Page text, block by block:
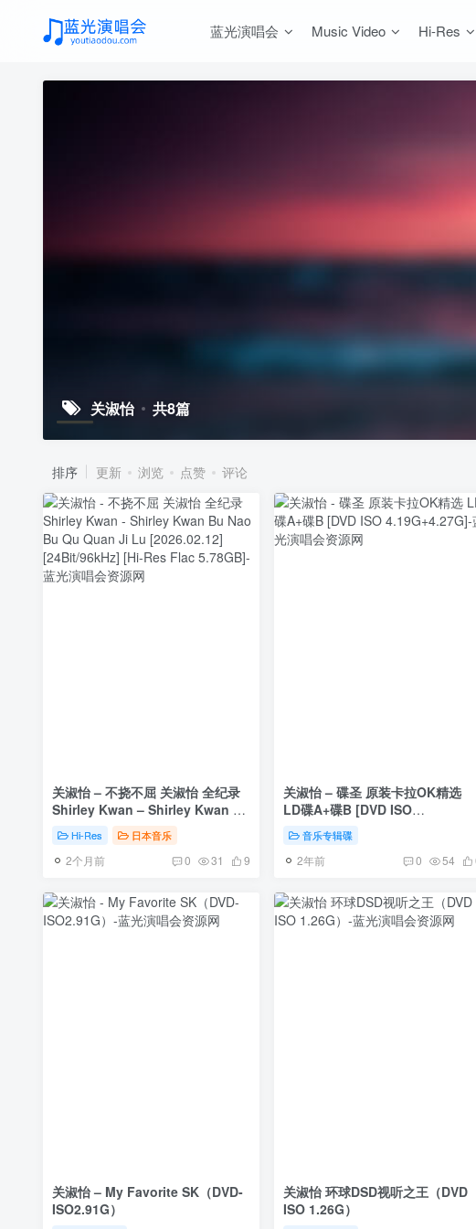
蓝光演唱会 Music Video Hi-Res
关淑怡 共8篇
排序 更新 浏览 点赞 评论
关淑怡 – 不挠不屈 关淑怡 全纪录
Shirley Kwan – Shirley Kwan Bu
Nao Bu Qu Quan Ji Lu
[2026.02.12] [24Bit/96kHz] [Hi-
Res Flac 5.78GB]
Hi-Res 日本音乐
2个月前 0 31 9
关淑怡 – 碟圣 原装卡拉OK精选
LD碟A+碟B [DVD ISO
4.19G+4.27G]
音乐专辑碟
2年前 0 54
关淑怡 – My Favorite SK（DVD-
ISO2.91G）
关淑怡 环球DSD视听之王（DVD
ISO 1.26G）